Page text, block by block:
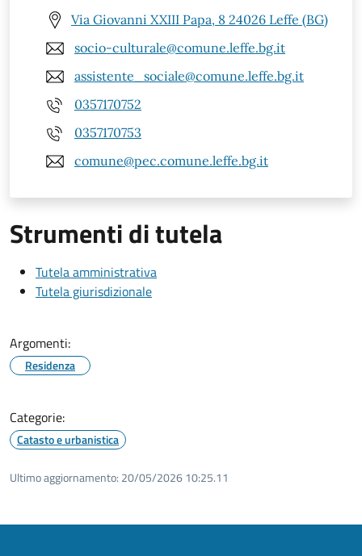
Via Giovanni XXIII Papa, 8 24026 Leffe (BG)
socio-culturale@comune.leffe.bg.it
assistente_sociale@comune.leffe.bg.it
0357170752
0357170753
comune@pec.comune.leffe.bg.it
Strumenti di tutela
Tutela amministrativa
Tutela giurisdizionale
Argomenti:
Residenza
Categorie:
Catasto e urbanistica
Ultimo aggiornamento: 20/05/2026 10:25.11